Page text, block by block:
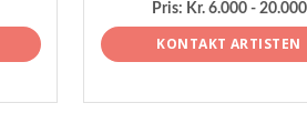
Pris: Kr. 6.000 - 20.000
KONTAKT ARTISTEN